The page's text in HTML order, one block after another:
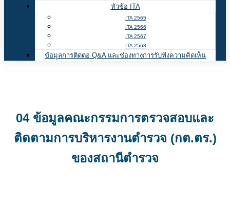
หัวข้อ ITA
ITA 2565
ITA 2566
ITA 2567
ITA 2568
ข้อมูลการติดต่อ Q&A และช่องทางการรับฟังความคิดเห็น
04 ข้อมูลคณะกรรมการตรวจสอบและ
ติดตามการบริหารงานตำรวจ (กต.ตร.)
ของสถานีตำรวจ